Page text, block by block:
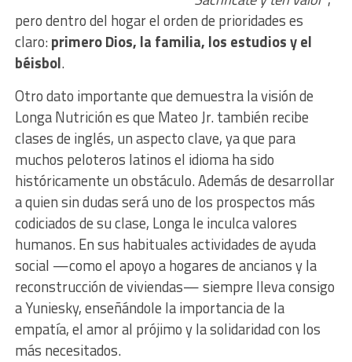
pero dentro del hogar el orden de prioridades es
claro:primero Dios, la familia, los estudios y el
béisbol.
Otro dato importante que demuestra la visión de
Longa Nutrición es que Mateo Jr. también recibe
clases de inglés, un aspecto clave, ya que para
muchos peloteros latinos el idioma ha sido
históricamente un obstáculo. Además de desarrollar
a quien sin dudas será uno de los prospectos más
codiciados de su clase, Longa le inculca valores
humanos. En sus habituales actividades de ayuda
social —como el apoyo a hogares de ancianos y la
reconstrucción de viviendas— siempre lleva consigo
a Yuniesky, enseñándole la importancia de la
empatía, el amor al prójimo y la solidaridad con los
más necesitados.